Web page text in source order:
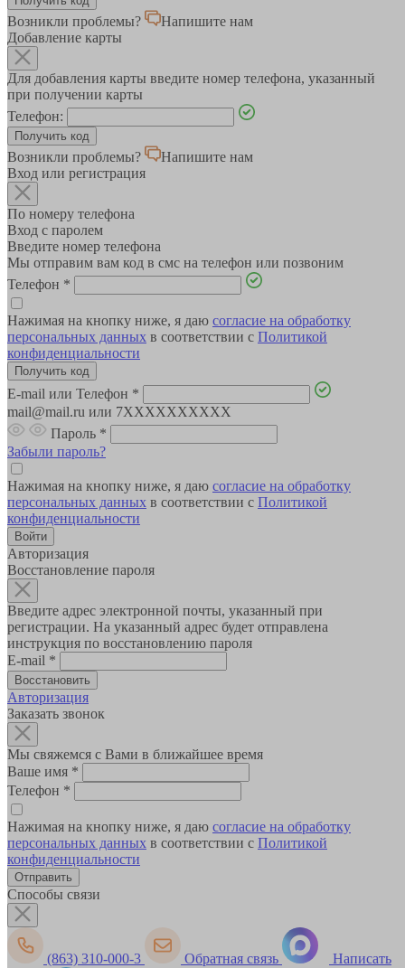
Возникли проблемы?
Напишите нам
Добавление карты
Для добавления карты введите номер телефона, указанный
при получении карты
Телефон:
Возникли проблемы?
Напишите нам
Вход или регистрация
По номеру телефона
Вход с паролем
Введите номер телефона
Мы отправим вам код в смс на телефон или позвоним
Телефон *
Нажимая на кнопку ниже, я даю согласие на обработку
персональных данных в соответствии с Политикой
конфиденциальности
E-mail или Телефон *
mail@mail.ru или 7XXXXXXXXXX
Пароль *
Забыли пароль?
Нажимая на кнопку ниже, я даю согласие на обработку
персональных данных в соответствии с Политикой
конфиденциальности
Авторизация
Восстановление пароля
Введите адрес электронной почты, указанный при
регистрации. На указанный адрес будет отправлена
инструкция по восстановлению пароля
E-mail *
Авторизация
Заказать звонок
Мы свяжемся с Вами в ближайшее время
Ваше имя *
Телефон *
Нажимая на кнопку ниже, я даю согласие на обработку
персональных данных в соответствии с Политикой
конфиденциальности
Способы связи
(863) 310-000-3 Обратная связь Написать